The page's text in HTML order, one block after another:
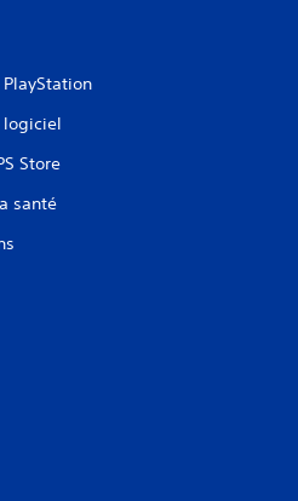
Store
santé